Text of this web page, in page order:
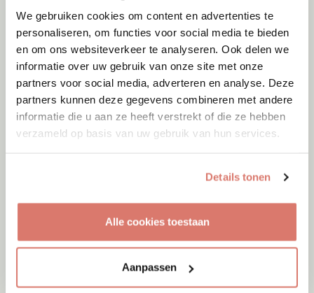
We gebruiken cookies om content en advertenties te
personaliseren, om functies voor social media te bieden
en om ons websiteverkeer te analyseren. Ook delen we
informatie over uw gebruik van onze site met onze
partners voor social media, adverteren en analyse. Deze
partners kunnen deze gegevens combineren met andere
informatie die u aan ze heeft verstrekt of die ze hebben
verzameld op basis van uw gebruik van hun services.
Details tonen
Alle cookies toestaan
Aanpassen
Adoptie06-08-2026
Cyprus